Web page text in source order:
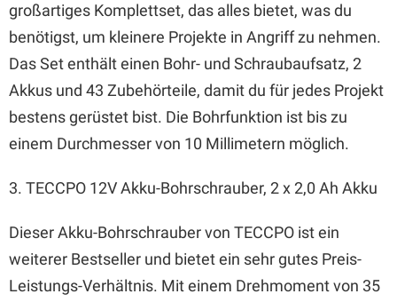
großartiges Komplettset, das alles bietet, was du
benötigst, um kleinere Projekte in Angriff zu nehmen.
Das Set enthält einen Bohr- und Schraubaufsatz, 2
Akkus und 43 Zubehörteile, damit du für jedes Projekt
bestens gerüstet bist. Die Bohrfunktion ist bis zu
einem Durchmesser von 10 Millimetern möglich.
3. TECCPO 12V Akku-Bohrschrauber, 2 x 2,0 Ah Akku
Dieser Akku-Bohrschrauber von TECCPO ist ein
weiterer Bestseller und bietet ein sehr gutes Preis-
Leistungs-Verhältnis. Mit einem Drehmoment von 35